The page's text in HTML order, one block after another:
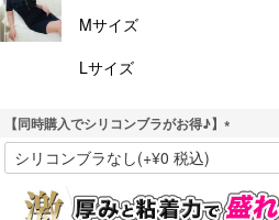
Mサイズ
Lサイズ
【同時購入でシリコンブラがお得♪】
(
必
須
)